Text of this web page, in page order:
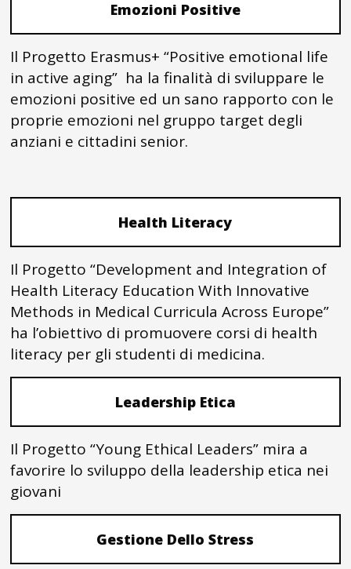
Emozioni Positive
Il Progetto Erasmus+ “Positive emotional life
in active aging” ha la finalità di sviluppare le
emozioni positive ed un sano rapporto con le
proprie emozioni nel gruppo target degli
anziani e cittadini senior.
Health Literacy
Il Progetto “Development and Integration of
Health Literacy Education With Innovative
Methods in Medical Curricula Across Europe”
ha l’obiettivo di promuovere corsi di health
literacy per gli studenti di medicina.
Leadership Etica
Il Progetto “Young Ethical Leaders” mira a
favorire lo sviluppo della leadership etica nei
giovani
Gestione Dello Stress